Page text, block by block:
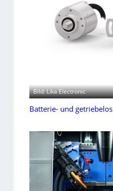
Bild: Lika Electronic
Batterie- und getriebelos